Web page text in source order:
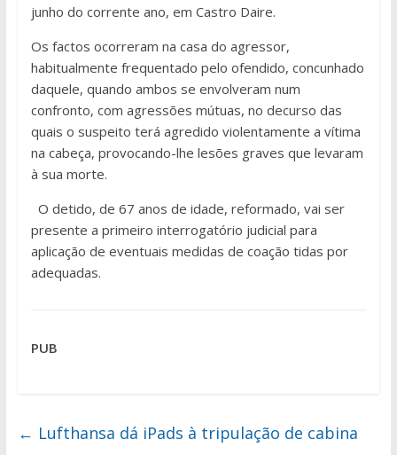
junho do corrente ano, em Castro Daire.
Os factos ocorreram na casa do agressor,
habitualmente frequentado pelo ofendido, concunhado
daquele, quando ambos se envolveram num
confronto, com agressões mútuas, no decurso das
quais o suspeito terá agredido violentamente a vítima
na cabeça, provocando-lhe lesões graves que levaram
à sua morte.
O detido, de 67 anos de idade, reformado, vai ser
presente a primeiro interrogatório judicial para
aplicação de eventuais medidas de coação tidas por
adequadas.
PUB
← Lufthansa dá iPads à tripulação de cabina